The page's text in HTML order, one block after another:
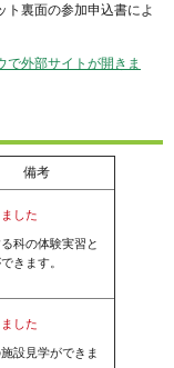
ト裏面の参加申込書によ
で外部サイトが開きま
備考
した
科の体験実習と
きます。
した
設見学ができま